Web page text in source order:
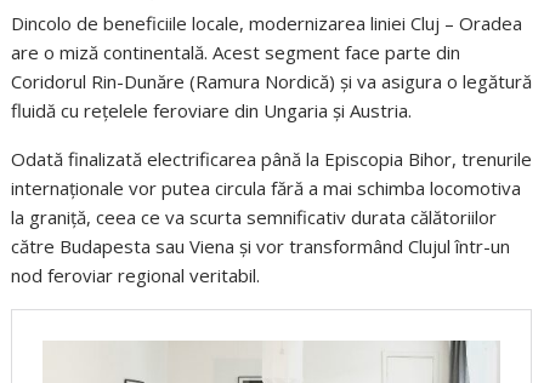
Dincolo de beneficiile locale, modernizarea liniei Cluj – Oradea
are o miză continentală. Acest segment face parte din
Coridorul Rin-Dunăre (Ramura Nordică) și va asigura o legătură
fluidă cu rețelele feroviare din Ungaria și Austria.
Odată finalizată electrificarea până la Episcopia Bihor, trenurile
internaționale vor putea circula fără a mai schimba locomotiva
la graniță, ceea ce va scurta semnificativ durata călătoriilor
către Budapesta sau Viena și vor transformând Clujul într-un
nod feroviar regional veritabil.